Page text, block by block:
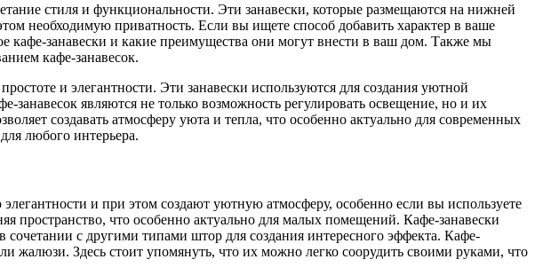
стиля и функциональности. Эти занавески, которые размещаются на нижней
необходимую приватность. Если вы ищете способ добавить характер в ваше
кафе-занавески и какие преимущества они могут внести в ваш дом. Также мы
кафе-занавесок.
и элегантности. Эти занавески используются для создания уютной
являются не только возможность регулировать освещение, но и их
создавать атмосферу уюта и тепла, что особенно актуально для современных
любого интерьера.
и при этом создают уютную атмосферу, особенно если вы используете
пространство, что особенно актуально для малых помещений. Кафе-занавески
с другими типами штор для создания интересного эффекта. Кафе-
жалюзи. Здесь стоит упомянуть, что их можно легко соорудить своими руками, что